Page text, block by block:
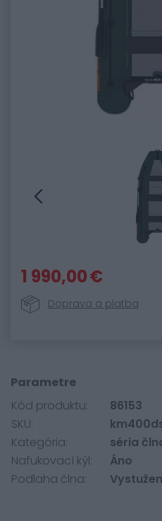
1 990,00 €
Doprava a platba
Parametre
Kód produktu:
86153
SKU:
Kategória:
séria
Nafukovací kýl:
Áno
Podlaha člna: